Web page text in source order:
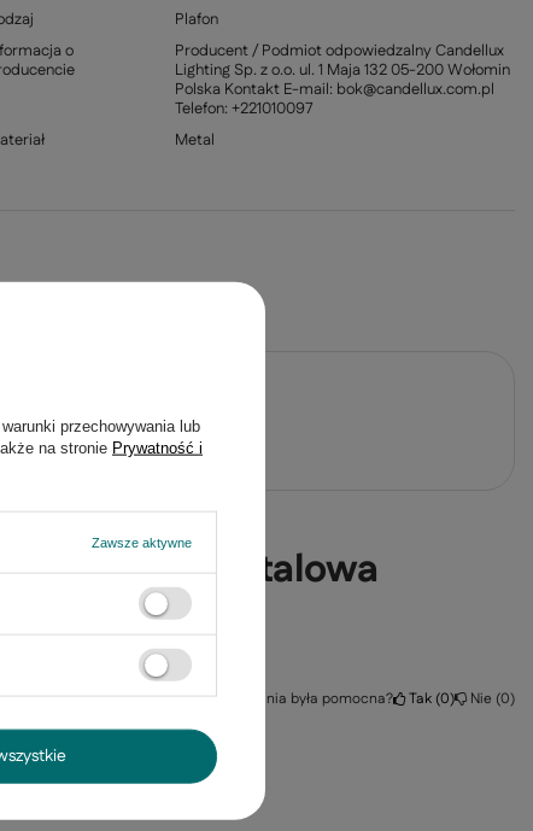
Plafon
o
Producent / Podmiot odpowiedzalny Candellux
Lighting Sp. z o.o. ul. 1 Maja 132 05-200 Wołomin
Polska Kontakt E-mail: bok@candellux.com.pl
Telefon: +221010097
Metal
metalowa
Czy opinia była pomocna? Tak 0 Nie 0
przechowywania lub
na stronie Prywatność i
Zawsze aktywne